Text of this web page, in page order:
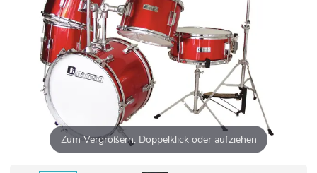
Zum Vergrößern: Doppelklick oder aufziehen